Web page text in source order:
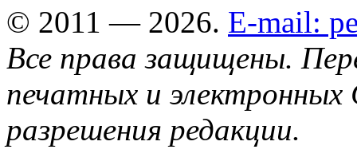
© 2011 — 2026. E-mail:
Все права защищены.
печатных и
разрешения редакции.